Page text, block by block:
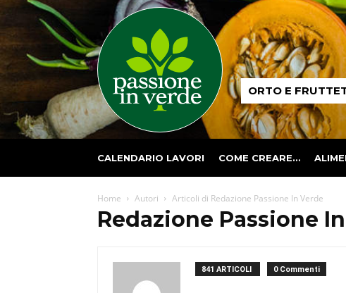
Passione
in ORTO E
CALENDARIO LAVORI COME CREARE…
Home Autori Articoli di Redazione Passione In Verde
Redazione Passione
841 ARTICOLI 0 Commenti